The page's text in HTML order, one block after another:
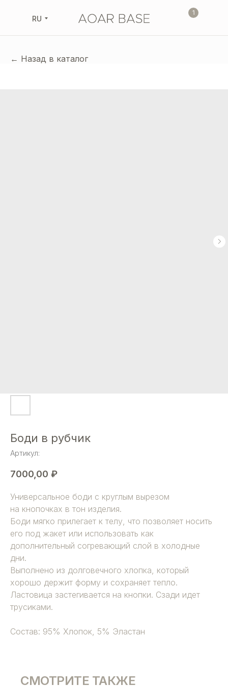
1
RU
← Назад в каталог
Боди в рубчик
Артикул:
7000,00 ₽
Универсальное боди с круглым вырезом
на кнопочках в тон изделия.
Боди мягко прилегает к телу, что позволяет носить
его под жакет или использовать как
дополнительный согревающий слой в холодные
дни.
Выполнено из долговечного хлопка, который
хорошо держит форму и сохраняет тепло.
Ластовица застегивается на кнопки. Сзади идет
трусиками.
Состав: 95% Хлопок, 5% Эластан
СМОТРИТЕ ТАКЖЕ